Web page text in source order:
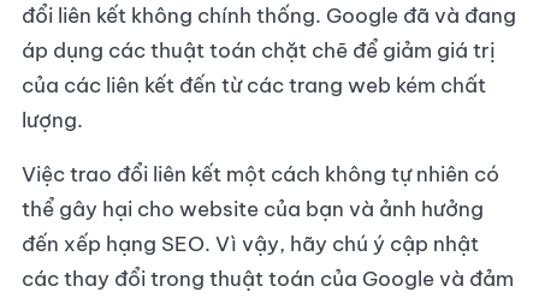
đổi liên kết không chính thống. Google đã và đang
áp dụng các thuật toán chặt chẽ để giảm giá trị
của các liên kết đến từ các trang web kém chất
lượng.
Việc trao đổi liên kết một cách không tự nhiên có
thể gây hại cho website của bạn và ảnh hưởng
đến xếp hạng SEO. Vì vậy, hãy chú ý cập nhật
các thay đổi trong thuật toán của Google và đảm